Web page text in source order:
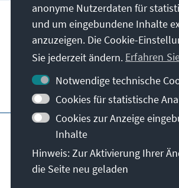
Unser Auftrag
Kontakt
Weitere Angebote der Stiftung
Impressum
Nutzungsbedingungen
Erklärung zur Barrierefreiheit
Sitemap
anonyme Nutzerdaten für
und um eingebundene Inhalte
anzuzeigen. Die Cookie-
Sie jederzeit ändern. Erfahren
Notwendige technische
Cookies für statistische
Cookies zur Anzeige
Inhalte
Hinweis: Zur Aktivierung Ihrer
die Seite neu geladen